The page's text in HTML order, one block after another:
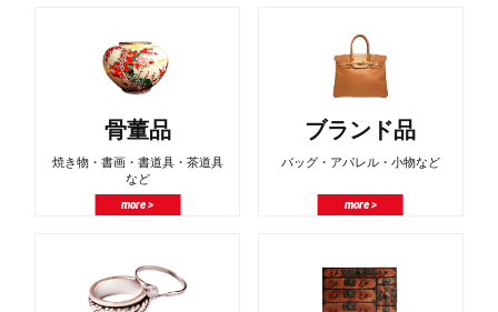
骨董品
焼き物・書画・書道具・茶道具
など
more >
ブランド品
バッグ・アパレル・小物など
more >